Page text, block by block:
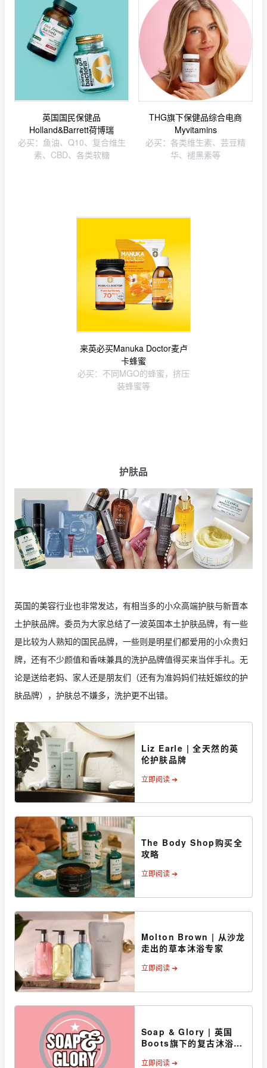
英国国民保健品
Holland&Barrett荷博瑞
必买：鱼油、Q10、复合维生
素、CBD、各类软糖
THG旗下保健品综合电商
Myvitamins
必买：各类维生素、芸豆精
华、褪黑素等
来英必买Manuka Doctor麦卢
卡蜂蜜
必买：不同MGO的蜂蜜，挤压
装蜂蜜等
护肤品
英国的美容行业也非常发达，有相当多的小众高端护肤与新晋本
土护肤品牌。委员为大家总结了一波英国本土护肤品牌，有一些
是比较为人熟知的国民品牌，一些则是明星们都爱用的小众贵妇
牌，还有不少颜值和香味兼具的洗护品牌值得买来当伴手礼。无
论是送给老妈、家人还是朋友们（还有为准妈妈们祛妊娠纹的护
肤品牌），护肤总不嫌多，洗护更不出错。
Liz Earle | 全天然的英
伦护肤品牌
立即阅读 ➔
The Body Shop购买全
攻略
立即阅读 ➔
Molton Brown | 从沙龙
走出的草本沐浴专家
立即阅读 ➔
Soap & Glory | 英国
Boots旗下的复古沐浴美
立即阅读 ➔